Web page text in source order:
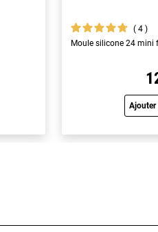
4
Moule silicone 24 mini
Ajouter